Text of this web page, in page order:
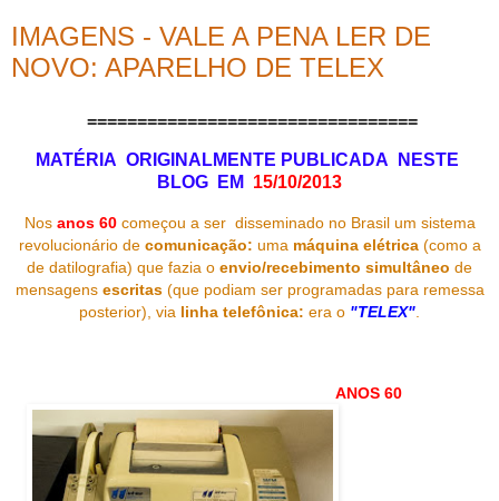
IMAGENS - VALE A PENA LER DE
NOVO: APARELHO DE TELEX
=================================
MATÉRIA ORIGINALMENTE PUBLICADA NESTE
BLOG EM 15/10/2013
Nos anos 60 começou a ser disseminado no Brasil um sistema
revolucionário de comunicação: uma máquina elétrica (como a
de datilografia) que fazia o envio/recebimento simultâneo de
mensagens escritas (que podiam ser programadas para remessa
posterior), via linha telefônica: era o "TELEX".
ANOS 60